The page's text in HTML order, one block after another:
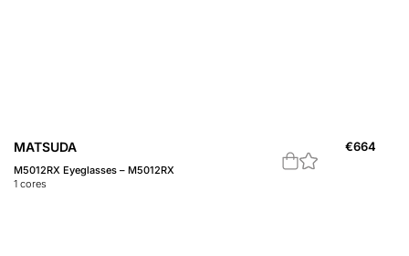
MATSUDA
M5012RX Eyeglasses – M5012RX
1 cores
€664